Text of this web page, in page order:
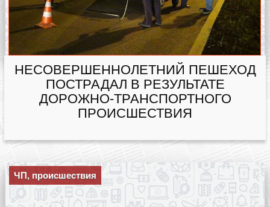
НЕСОВЕРШЕННОЛЕТНИЙ ПЕШЕХОД
ПОСТРАДАЛ В РЕЗУЛЬТАТЕ
ДОРОЖНО-ТРАНСПОРТНОГО
ПРОИСШЕСТВИЯ
ЧП, происшествия